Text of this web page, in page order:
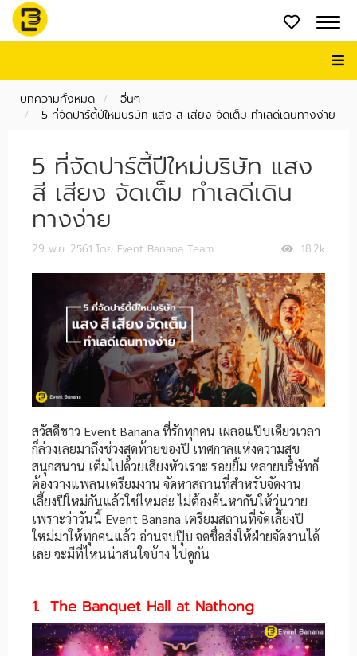
บทความทั้งหมด
อื่นๆ
5 ที่จัดปาร์ตี้ปีใหม่บริษัท แสง สี เสียง จัดเต็ม ทำเลดีเดินทางง่าย
5 ที่จัดปาร์ตี้ปีใหม่บริษัท แสง
สี เสียง จัดเต็ม ทำเลดีเดิน
ทางง่าย
18.2k
29 พ.ย. 2561 โดย Event Banana Team
สวัสดีชาว Event Banana ที่รักทุกคน เผลอแป๊บเดียวเวลา
ก็ล่วงเลยมาถึงช่วงสุดท้ายของปี เทศกาลแห่งความสุข
สนุกสนาน เต็มไปด้วยเสียงหัวเราะ รอยยิ้ม หลายบริษัทก็
ต้องวางแพลนเตรียมงาน จัดหาสถานที่สำหรับจัดงาน
เลี้ยงปีใหม่กันแล้วใช่ไหมล่ะ ไม่ต้องค้นหากันให้วุ่นวาย
เพราะว่าวันนี้ Event Banana เตรียมสถานที่จัดเลี้ยงปี
ใหม่มาให้ทุกคนแล้ว อ่านจบปุ๊บ จดชื่อส่งให้ฝ่ายจัดงานได้
เลย จะมีที่ไหนน่าสนใจบ้าง ไปดูกัน
1. The Banquet Hall at Nathong